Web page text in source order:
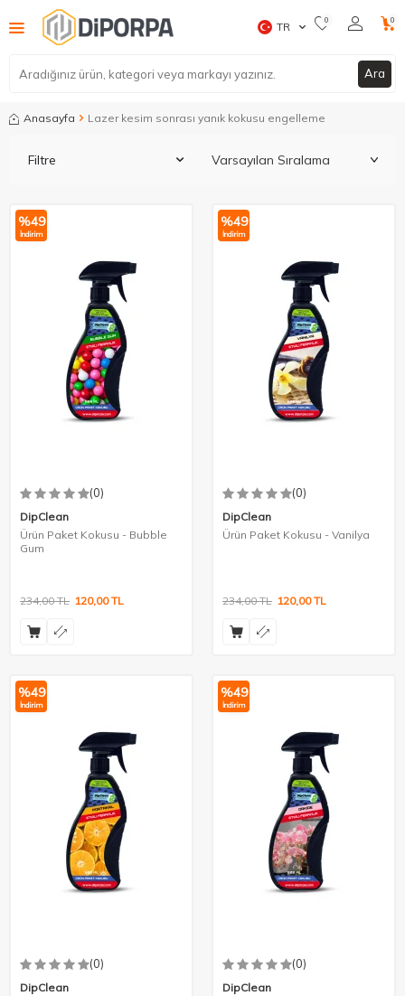
Ara
TR 0 0
Anasayfa Lazer kesim sonrası yanık kokusu engelleme
Filtre
%49
İndirim
(0)
DipClean
Ürün Paket Kokusu - Bubble
Gum
234,00TL 120,00TL
%49
İndirim
(0)
DipClean
Ürün Paket Kokusu - Vanilya
234,00TL 120,00TL
%49
İndirim
(0)
DipClean
%49
İndirim
(0)
DipClean